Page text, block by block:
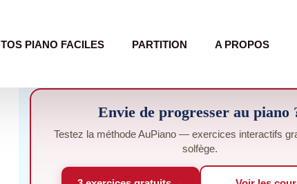
PIANO FACILES PARTITION A PROPOS
Envie de progresser au piano
Testez la méthode AuPiano — exercices interactifs
solfège.